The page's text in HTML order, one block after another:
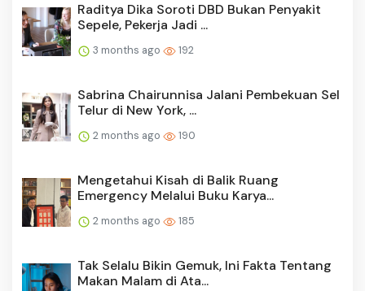
Raditya Dika Soroti DBD Bukan Penyakit
Sepele, Pekerja Jadi ...
3 months ago 192
Sabrina Chairunnisa Jalani Pembekuan Sel
Telur di New York, ...
2 months ago 190
Mengetahui Kisah di Balik Ruang
Emergency Melalui Buku Karya...
2 months ago 185
Tak Selalu Bikin Gemuk, Ini Fakta Tentang
Makan Malam di Ata...